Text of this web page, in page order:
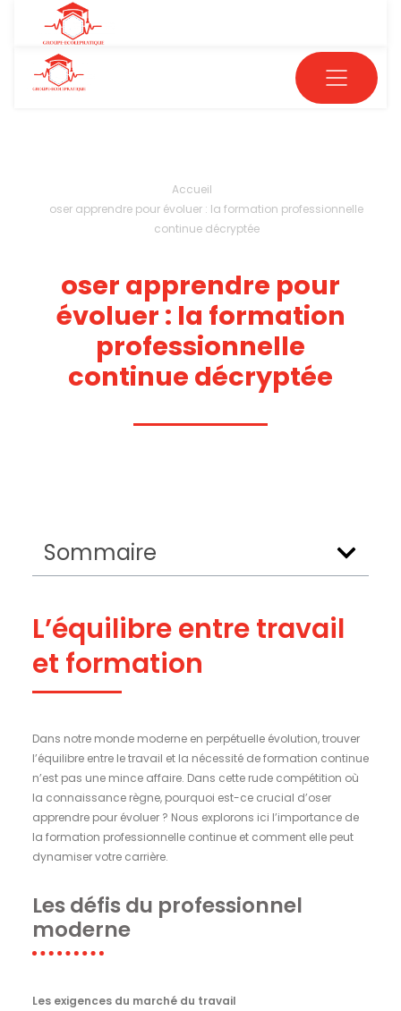
Accueil
oser apprendre pour évoluer : la formation professionnelle
continue décryptée
oser apprendre pour
évoluer : la formation
professionnelle
continue décryptée
Sommaire
L’équilibre entre travail
et formation
Dans notre monde moderne en perpétuelle évolution, trouver
l’équilibre entre le travail et la nécessité de formation continue
n’est pas une mince affaire. Dans cette rude compétition où
la connaissance règne, pourquoi est-ce crucial d’oser
apprendre pour évoluer ? Nous explorons ici l’importance de
la formation professionnelle continue et comment elle peut
dynamiser votre carrière.
Les défis du professionnel
moderne
Les exigences du marché du travail